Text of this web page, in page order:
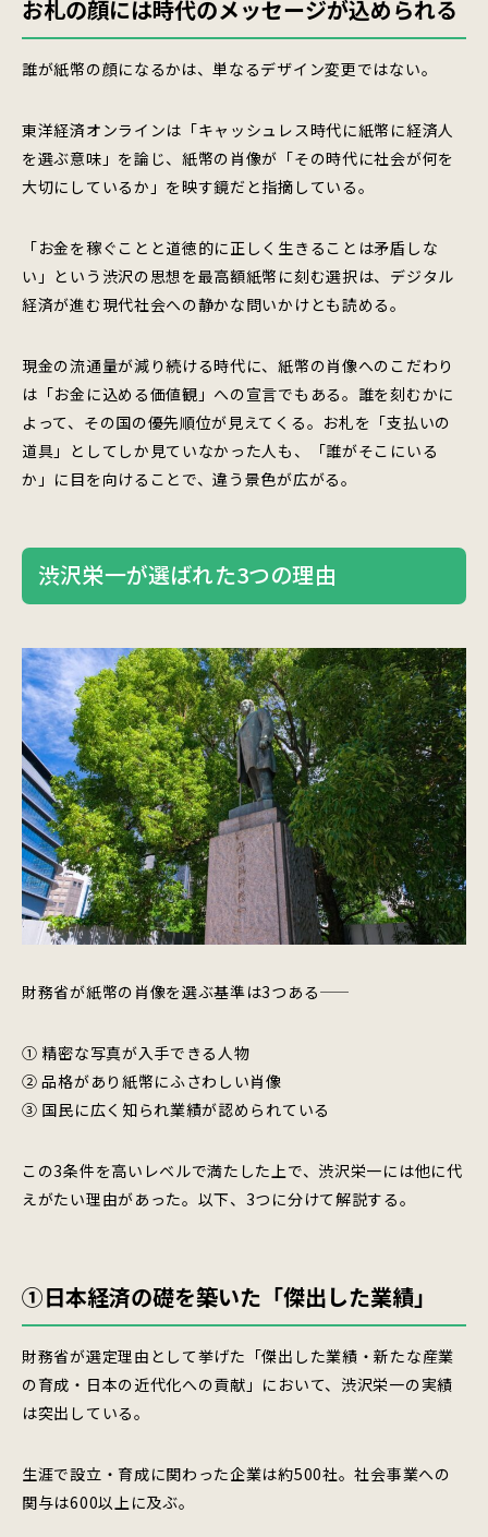
お札の顔には時代のメッセージが込められる
誰が紙幣の顔になるかは、単なるデザイン変更ではない。
東洋経済オンラインは「キャッシュレス時代に紙幣に経済人
を選ぶ意味」を論じ、紙幣の肖像が「その時代に社会が何を
大切にしているか」を映す鏡だと指摘している。
「お金を稼ぐことと道徳的に正しく生きることは矛盾しな
い」という渋沢の思想を最高額紙幣に刻む選択は、デジタル
経済が進む現代社会への静かな問いかけとも読める。
現金の流通量が減り続ける時代に、紙幣の肖像へのこだわり
は「お金に込める価値観」への宣言でもある。誰を刻むかに
よって、その国の優先順位が見えてくる。お札を「支払いの
道具」としてしか見ていなかった人も、「誰がそこにいる
か」に目を向けることで、違う景色が広がる。
渋沢栄一が選ばれた3つの理由
財務省が紙幣の肖像を選ぶ基準は3つある——
① 精密な写真が入手できる人物
② 品格があり紙幣にふさわしい肖像
③ 国民に広く知られ業績が認められている
この3条件を高いレベルで満たした上で、渋沢栄一には他に代
えがたい理由があった。以下、3つに分けて解説する。
①日本経済の礎を築いた「傑出した業績」
財務省が選定理由として挙げた「傑出した業績・新たな産業
の育成・日本の近代化への貢献」において、渋沢栄一の実績
は突出している。
生涯で設立・育成に関わった企業は約500社。社会事業への
関与は600以上に及ぶ。